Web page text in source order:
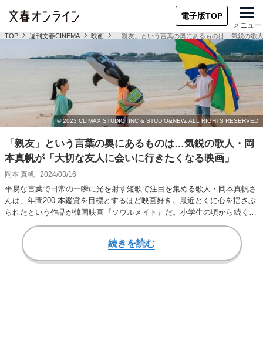
電子版TOP
メニュー
TOP 週刊文春CINEMA 映画 「親友」という言葉の奥にあるものは…気鋭の歌
「親友」という言葉の奥にあるものは…気鋭の歌人・岡
本真帆が「大切な友人に会いに行きたくなる映画」
岡本 真帆 2024/03/16
平易な言葉で日常の一瞬に光を射す短歌で注目を集める歌人・岡本真帆さ
んは、年間200 本鑑賞を目標とするほど映画好き。最近とくに心を揺さぶ
られたという作品が韓国映画『ソウルメイト』だ。小学生の頃から続く親
友関係に重ね…
続きを読む